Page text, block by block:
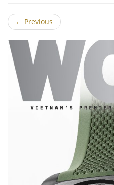
← Previous